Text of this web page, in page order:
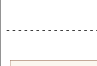
－－－－－－－－－－－－－－